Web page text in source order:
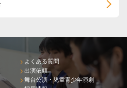
よくある質問
出演依頼
舞台公演・児童青少年演劇